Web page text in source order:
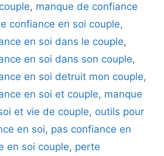
, manque de confiance
confiance en soi couple,
en soi dans le couple,
en soi dans son couple,
en soi detruit mon couple,
en soi et couple, manque
et vie de couple, outils pour
en soi, pas confiance en
en soi couple, perte